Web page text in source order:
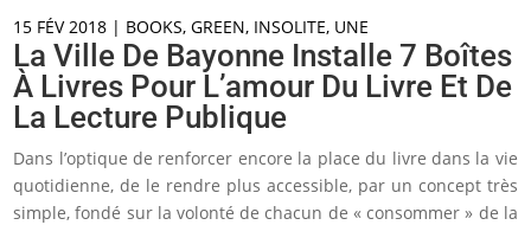
15 FÉV 2018 | BOOKS,GREEN, INSOLITE, UNE
La Ville De Bayonne Installe 7 Boîtes
À Livres Pour L’amour Du Livre Et De
La Lecture Publique
Dans l’optique de renforcer encore la place du livre dans la vie
quotidienne, de le rendre plus accessible, par un concept très
simple, fondé sur la volonté de chacun de « consommer » de la